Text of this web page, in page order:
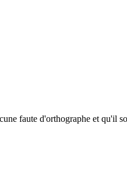
faute d'orthographe et qu'il